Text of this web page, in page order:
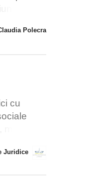
pe
într-o
Polecra
cu
Juridice